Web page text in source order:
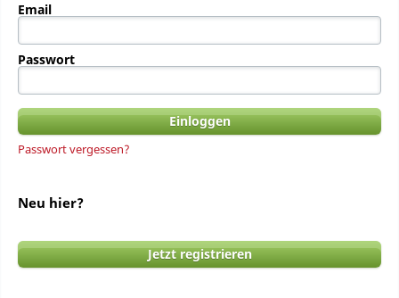
Email
Passwort
Passwort vergessen?
Neu hier?
Jetzt registrieren